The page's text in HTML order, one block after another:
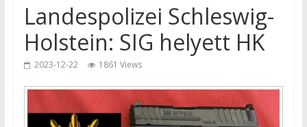
Landespolizei Schleswig-
Holstein: SIG helyett HK
2023-12-22 1861 Views